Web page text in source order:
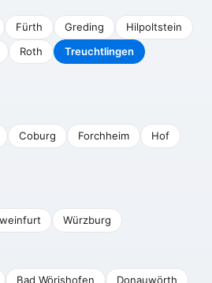
Fürth Greding
Hilpoltstein
Roth
Treuchtlingen
Coburg Forchheim
Hof
Würzburg
Bad Wörishofen Donauwörth